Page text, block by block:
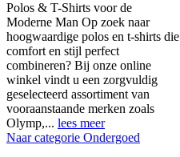
Polos & T-Shirts voor de
Moderne Man Op zoek naar
hoogwaardige polos en t-shirts die
comfort en stijl perfect
combineren? Bij onze online
winkel vindt u een zorgvuldig
geselecteerd assortiment van
vooraanstaande merken zoals
Olymp,... lees meer
Naar categorie Ondergoed